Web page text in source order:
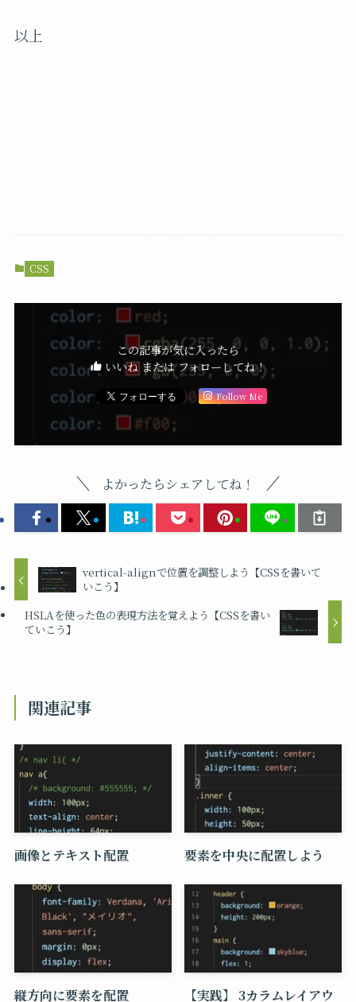
以上
CSS
この記事が気に入ったら
いいね または フォローしてね！
Follow Me
よかったらシェアしてね！
vertical-alignで位置を調整しよう【CSSを書いて
いこう】
HSLAを使った色の表現方法を覚えよう【CSSを書い
ていこう】
関連記事
画像とテキスト配置 要素を中央に配置しよう
縦方向に要素を配置 【実践】 3カラムレイアウ